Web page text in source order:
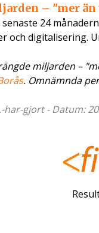
– "mer
24
digitalisering.
miljarden –
. Omnämnda
gjort - Datum: